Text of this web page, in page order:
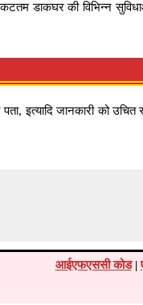
डाकघर की विभिन्न
इत्यादि जानकारी को
आईएफएससी कोड|